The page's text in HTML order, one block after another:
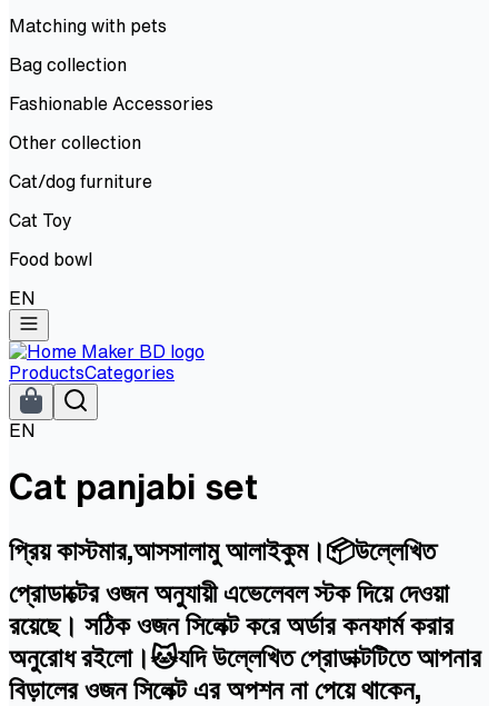
Matching with pets
Bag collection
Fashionable Accessories
Other collection
Cat/dog furniture
Cat Toy
Food bowl
EN
ProductsCategories
EN
Cat panjabi set
প্রিয় কাস্টমার,আসসালামু আলাইকুম।📦উল্লেখিত
প্রোডাক্টের ওজন অনুযায়ী এভেলেবল স্টক দিয়ে দেওয়া
রয়েছে। সঠিক ওজন সিলেক্ট করে অর্ডার কনফার্ম করার
অনুরোধ রইলো।🐱যদি উল্লেখিত প্রোডাক্টটিতে আপনার
বিড়ালের ওজন সিলেক্ট এর অপশন না পেয়ে থাকেন,